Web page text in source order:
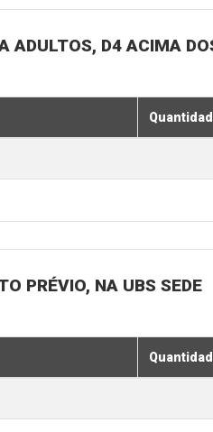
ADULTOS, D4 ACIMA
PRÉVIO, NA UBS SEDE